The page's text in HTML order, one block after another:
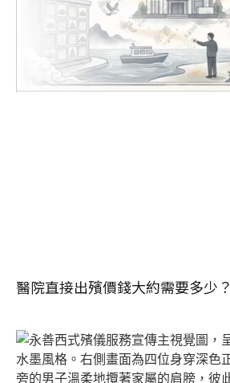
醫院直接出殯價錢大約需要多少？